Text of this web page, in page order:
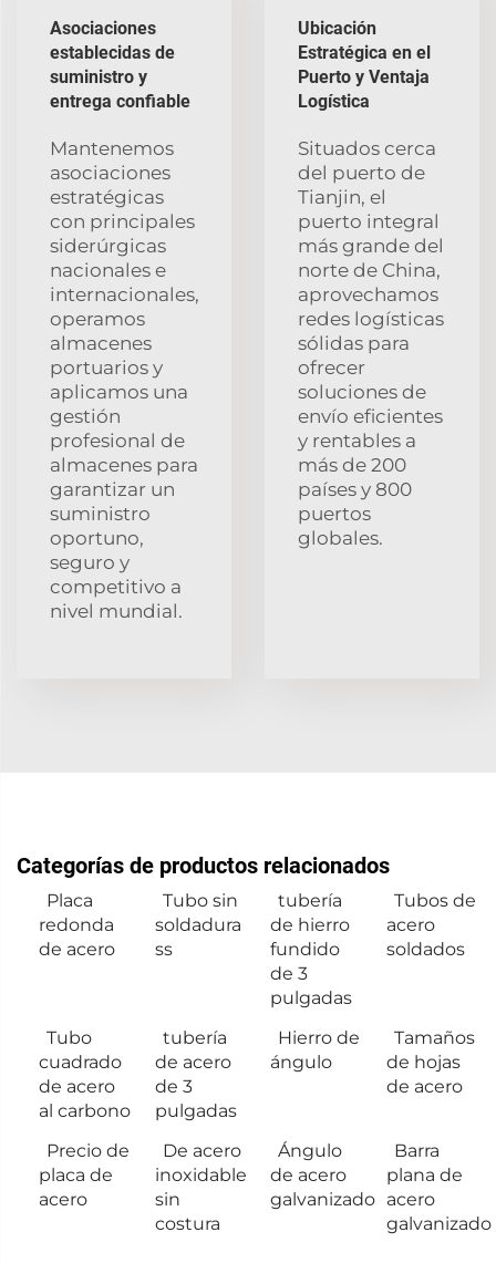
Asociaciones
establecidas de
suministro y
entrega confiable
Mantenemos
asociaciones
estratégicas
con principales
siderúrgicas
nacionales e
internacionales,
operamos
almacenes
portuarios y
aplicamos una
gestión
profesional de
almacenes para
garantizar un
suministro
oportuno,
seguro y
competitivo a
nivel mundial.
Ubicación
Estratégica en el
Puerto y Ventaja
Logística
Situados cerca
del puerto de
Tianjin, el
puerto integral
más grande del
norte de China,
aprovechamos
redes logísticas
sólidas para
ofrecer
soluciones de
envío eficientes
y rentables a
más de 200
países y 800
puertos
globales.
Categorías de productos relacionados
Placa
redonda
de acero
Tubo sin
soldadura
ss
tubería
de hierro
fundido
de 3
pulgadas
Tubos de
acero
soldados
Tubo
cuadrado
de acero
al carbono
tubería
de acero
de 3
pulgadas
Hierro de
ángulo
Tamaños
de hojas
de acero
Precio de
placa de
acero
De acero
inoxidable
sin
costura
Ángulo
de acero
galvanizado
Barra
plana de
acero
galvanizado